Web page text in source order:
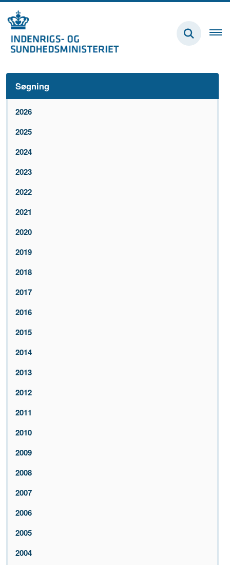
Søgning
2026
2025
2024
2023
2022
2021
2020
2019
2018
2017
2016
2015
2014
2013
2012
2011
2010
2009
2008
2007
2006
2005
2004